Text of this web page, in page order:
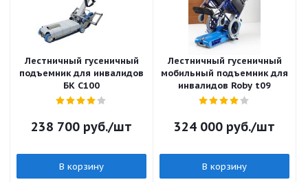
Лестничный гусеничный
подъемник для инвалидов
БК С100
238 700 руб./шт
В корзину
Лестничный гусеничный
мобильный подъемник для
инвалидов Roby t09
324 000 руб./шт
В корзину